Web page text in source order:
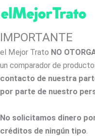
IMPORTANTE
el Mejor Trato NO
un comparador de
contacto de nuestra
por parte de nuestro
No solicitamos dinero
créditos de ningún tipo.